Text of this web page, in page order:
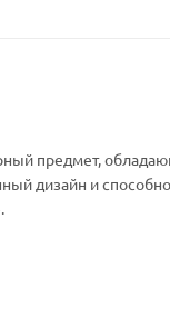
предмет,
дизайн и